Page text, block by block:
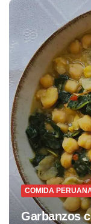
COMIDA
Garbanzos